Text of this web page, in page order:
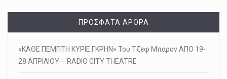
ΠΡΌΣΦΑΤΑ ΆΡΘΡΑ
«ΚΑΘΕ ΠΕΜΠΤΗ ΚΥΡΙΕ ΓΚΡΗΝ» Του Τζεφ Μπάρον ΑΠΟ 19-
28 ΑΠΡΙΛΙΟΥ – RADIO CITY THEATRE